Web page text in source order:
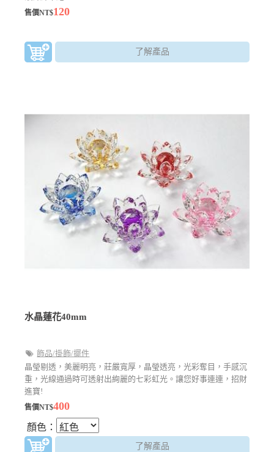
售價NT$120
了解產品
水晶蓮花40mm
飾品/掛飾/擺件
晶瑩剔透，美麗明亮，莊嚴寬厚，晶瑩透亮，光彩奪目，手感沉
重，光線通過時可透射出絢麗的七彩虹光。讓您好事連連，招財
進寶!
售價NT$400
顏色：
了解產品